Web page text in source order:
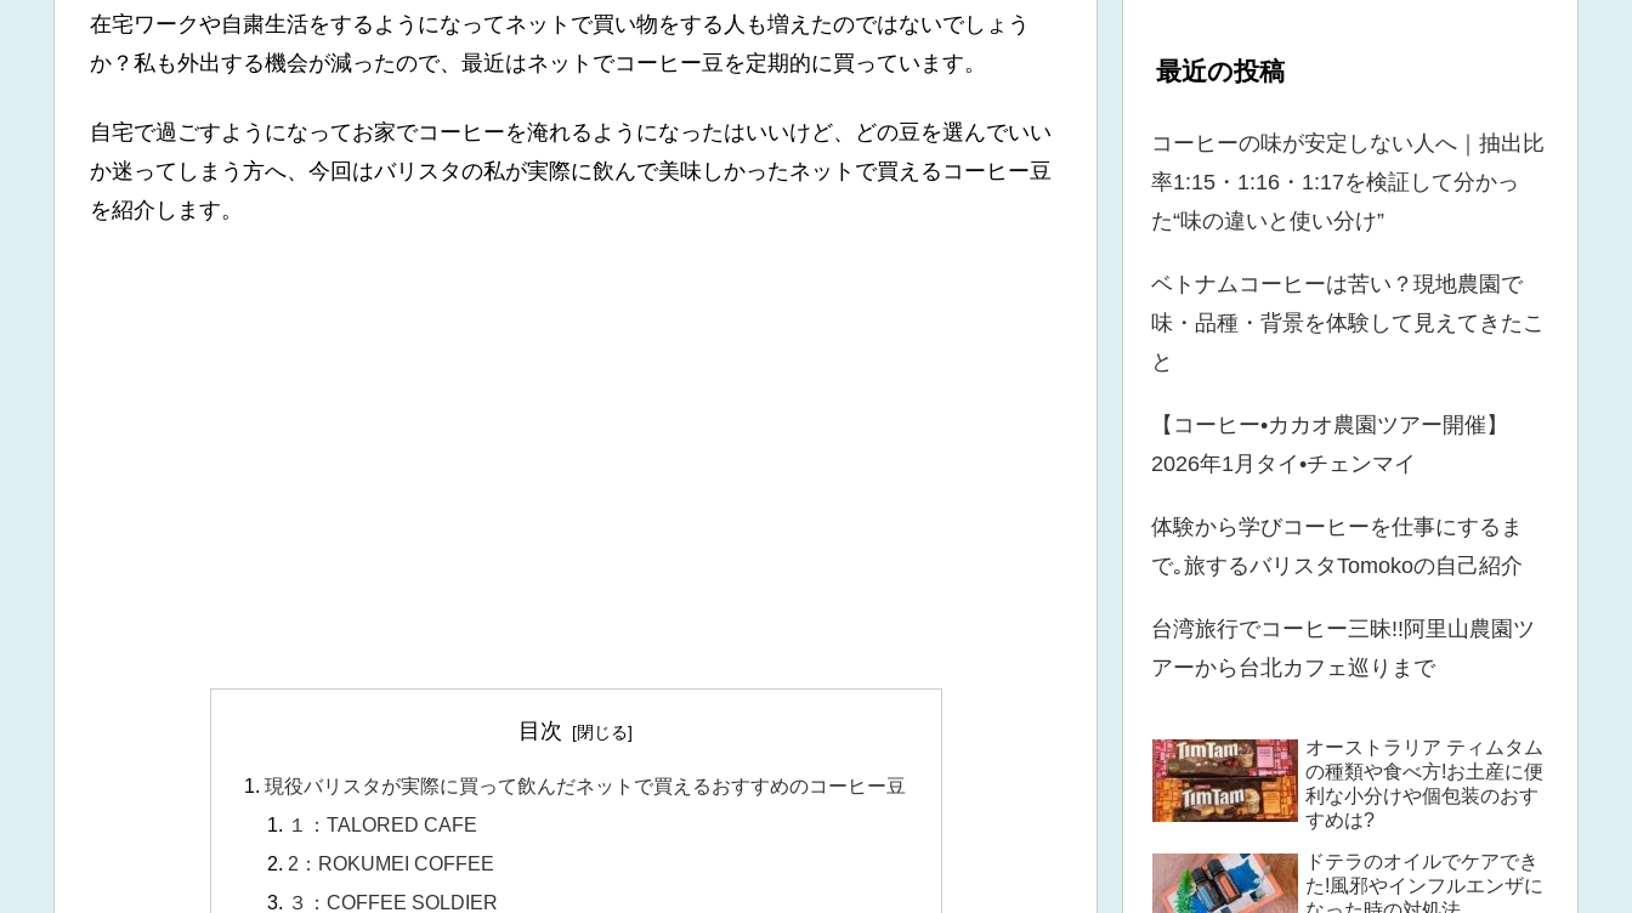
在宅ワークや自粛生活をするようになってネットで買い物をする人も増えたのではないでしょう
か？私も外出する機会が減ったので、最近はネットでコーヒー豆を定期的に買っています。
自宅で過ごすようになってお家でコーヒーを淹れるようになったはいいけど、どの豆を選んでいい
か迷ってしまう方へ、今回はバリスタの私が実際に飲んで美味しかったネットで買えるコーヒー豆
を紹介します。
目次
現役バリスタが実際に買って飲んだネットで買えるおすすめのコーヒー豆
１：TALORED CAFE
2：ROKUMEI COFFEE
３：COFFEE SOLDIER
最近の投稿
コーヒーの味が安定しない人へ｜抽出比
率1:15・1:16・1:17を検証して分かっ
た“味の違いと使い分け”
ベトナムコーヒーは苦い？現地農園で
味・品種・背景を体験して見えてきたこ
と
【コーヒー•カカオ農園ツアー開催】
2026年1月タイ•チェンマイ
体験から学びコーヒーを仕事にするま
で｡旅するバリスタTomokoの自己紹介
台湾旅行でコーヒー三昧!!阿里山農園ツ
アーから台北カフェ巡りまで
オーストラリア ティムタム
の種類や食べ方!お土産に便
利な小分けや個包装のおす
すめは?
ドテラのオイルでケアでき
た!風邪やインフルエンザに